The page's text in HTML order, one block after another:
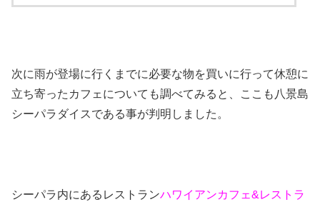
次に雨が登場に行くまでに必要な物を買いに行って休憩に
立ち寄ったカフェについても調べてみると、ここも八景島
シーパラダイスである事が判明しました。
シーパラ内にあるレストランハワイアンカフェ&レストラ